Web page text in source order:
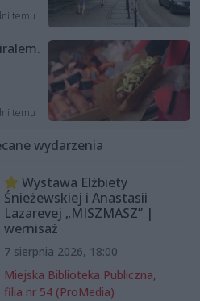
temu
temu
wydarzenia
Wystawa Elżbiety
Śnieżewskiej i Anastasii
Lazarevej „MISZMASZ” |
wernisaż
7 sierpnia 2026, 18:00
Miejska Biblioteka Publiczna,
filia nr 54 (ProMedia)